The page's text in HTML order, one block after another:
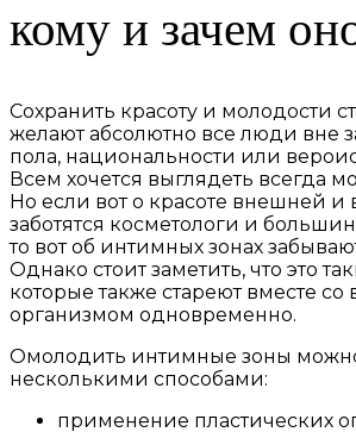
кому и зачем
Сохранить красоту и молодости
желают абсолютно все люди вне
пола, национальности или
Всем хочется выглядеть всегда
Но если вот о красоте внешней
заботятся косметологи и
то вот об интимных зонах
Однако стоит заметить, что это
которые также стареют вместе со
организмом одновременно.
Омолодить интимные зоны
несколькими способами:
применение пластических